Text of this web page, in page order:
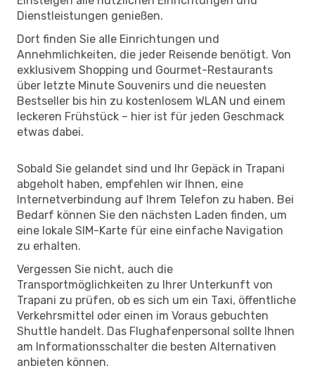
Dienstleistungen genießen.
Dort finden Sie alle Einrichtungen und
Annehmlichkeiten, die jeder Reisende benötigt. Von
exklusivem Shopping und Gourmet-Restaurants
über letzte Minute Souvenirs und die neuesten
Bestseller bis hin zu kostenlosem WLAN und einem
leckeren Frühstück – hier ist für jeden Geschmack
etwas dabei.
Sobald Sie gelandet sind und Ihr Gepäck in Trapani
abgeholt haben, empfehlen wir Ihnen, eine
Internetverbindung auf Ihrem Telefon zu haben. Bei
Bedarf können Sie den nächsten Laden finden, um
eine lokale SIM-Karte für eine einfache Navigation
zu erhalten.
Vergessen Sie nicht, auch die
Transportmöglichkeiten zu Ihrer Unterkunft von
Trapani zu prüfen, ob es sich um ein Taxi, öffentliche
Verkehrsmittel oder einen im Voraus gebuchten
Shuttle handelt. Das Flughafenpersonal sollte Ihnen
am Informationsschalter die besten Alternativen
anbieten können.